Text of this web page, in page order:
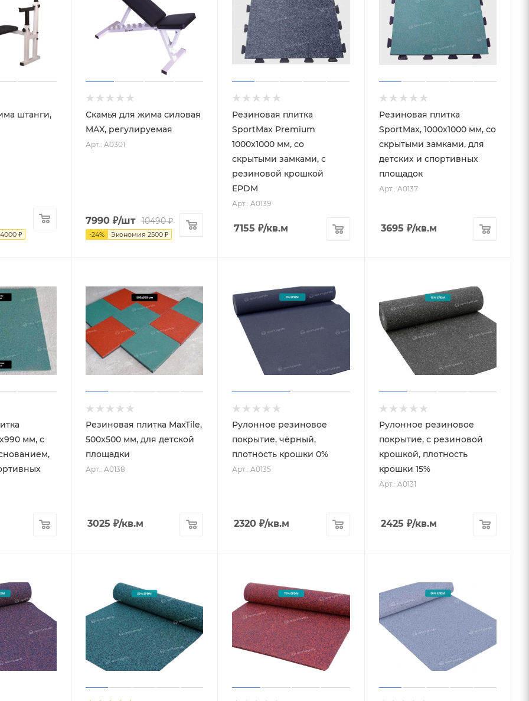
штанги,
4000 ₽
Скамья для жима силовая
MAX, регулируемая
Арт.: A0301
7990₽/шт 10490₽
-24% Экономия 2500₽
Резиновая плитка
SportMax Premium
1000x1000 мм, со
скрытыми замками, с
резиновой крошкой
EPDM
Арт.: A0139
7155 ₽/кв.м
Резиновая плитка
SportMax, 1000x1000 мм, со
скрытыми замками, для
детских и спортивных
площадок
Арт.: A0137
3695 ₽/кв.м
мм, с
Резиновая плитка MaxTile,
500x500 мм, для детской
площадки
Арт.: A0138
3025 ₽/кв.м
Рулонное резиновое
покрытие, чёрный,
плотность крошки 0%
Арт.: A0135
2320 ₽/кв.м
Рулонное резиновое
покрытие, с резиновой
крошкой, плотность
крошки 15%
Арт.: A0131
2425 ₽/кв.м